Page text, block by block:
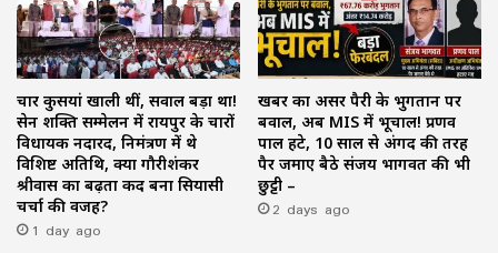
चार कुर्सियां खाली थीं, सवाल बड़ा था!
सेन शक्ति सम्मेलन में रायपुर के चारों
विधायक नदारद, निमंत्रण में थे
विशिष्ट अतिथि, क्या गौरीशंकर
श्रीवास का बढ़ता कद बना सियासी
चर्चा की वजह?
1 day ago
खबर का असर पैरी के भुगतान पर
बवाल, अब MIS में भूचाल! प्रणव
पाल हटे, 10 साल से अंगद की तरह
पैर जमाए बैठे संजय भागवत की भी
छुट्टी –
2 days ago